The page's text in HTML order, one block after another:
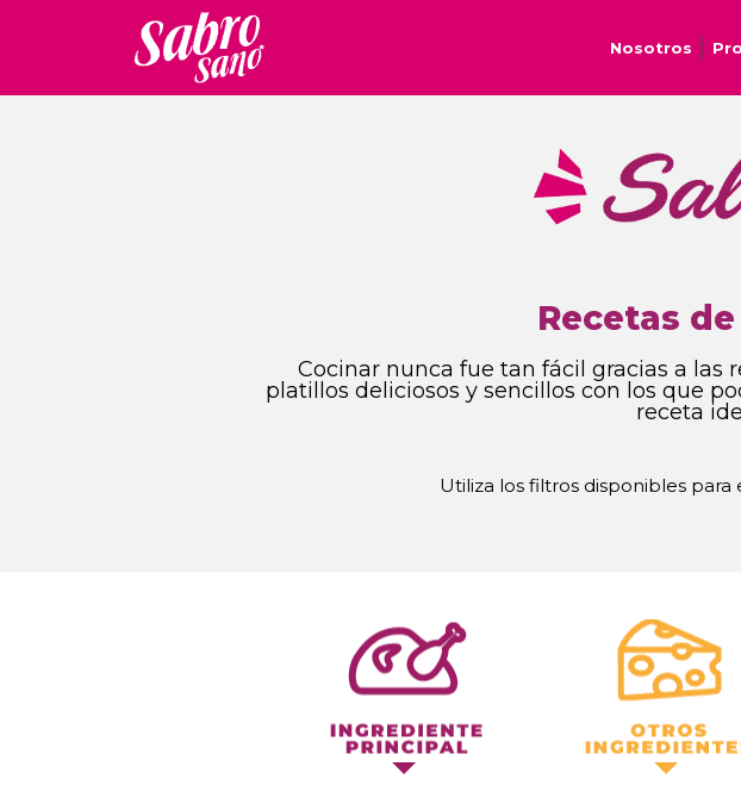
Nosotros
Recetas
Cocinar nunca fue tan fácil gracias a las
platillos deliciosos y sencillos con los que
receta
Utiliza los filtros disponibles para
Otros Ingredientes